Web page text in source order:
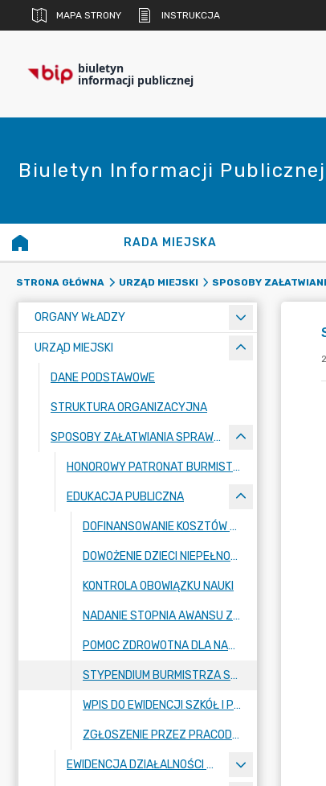
MAPA STRONY INSTRUKCJA
biuletyn
informacji publicznej
Biuletyn Informacji
RADA MIEJSKA
STRONA GŁÓWNA URZĄD MIEJSKI SPOSOBY
ORGANY WŁADZY
URZĄD MIEJSKI
DANE PODSTAWOWE
STRUKTURA ORGANIZACYJNA
SPOSOBY ZAŁATWIANIA SPRAW I WZORY WNIOSKÓW
HONOROWY PATRONAT BURMISTRZA STRYKOWA
EDUKACJA PUBLICZNA
DOFINANSOWANIE KOSZTÓW KSZTAŁCENIA MŁODOCIANYCH PRACOWNIKÓW
DOWOŻENIE DZIECI NIEPEŁNOSPRAWNYCH DO SZKOŁY
KONTROLA OBOWIĄZKU NAUKI
NADANIE STOPNIA AWANSU ZAWODOWEGO NAUCZYCIELA MIANOWANEGO
POMOC ZDROWOTNA DLA NAUCZYCIELI
STYPENDIUM BURMISTRZA STRYKOWA
WPIS DO EWIDENCJI SZKÓŁ I PLACÓWEK NIEPUBLICZNYCH
ZGŁOSZENIE PRZEZ PRACODAWCĘ ZAWARCIA UMOWY Z MŁODOCIANYM PRACOWNIKIEM
EWIDENCJA DZIAŁALNOŚCI GOSPODARCZEJ